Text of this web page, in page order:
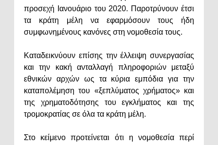
προσεχή Ιανουάριο του 2020. Παροτρύνουν έτσι
τα κράτη μέλη να εφαρμόσουν τους ήδη
συμφωνημένους κανόνες στη νομοθεσία τους.
Καταδεικνύουν επίσης την έλλειψη συνεργασίας
και την κακή ανταλλαγή πληροφοριών μεταξύ
εθνικών αρχών ως τα κύρια εμπόδια για την
καταπολέμηση του «ξεπλύματος χρήματος» και
της χρηματοδότησης του εγκλήματος και της
τρομοκρατίας σε όλα τα κράτη μέλη.
Στο κείμενο προτείνεται ότι η νομοθεσία περί